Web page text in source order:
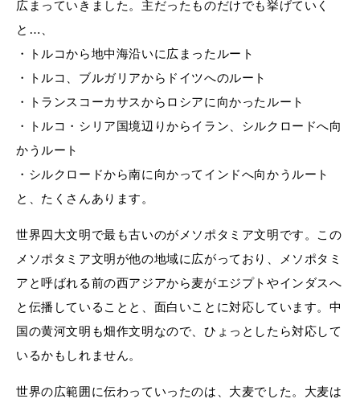
広まっていきました。主だったものだけでも挙げていく
と…、
・トルコから地中海沿いに広まったルート
・トルコ、ブルガリアからドイツへのルート
・トランスコーカサスからロシアに向かったルート
・トルコ・シリア国境辺りからイラン、シルクロードへ向
かうルート
・シルクロードから南に向かってインドへ向かうルート
と、たくさんあります。
世界四大文明で最も古いのがメソポタミア文明です。この
メソポタミア文明が他の地域に広がっており、メソポタミ
アと呼ばれる前の西アジアから麦がエジプトやインダスへ
と伝播していることと、面白いことに対応しています。中
国の黄河文明も畑作文明なので、ひょっとしたら対応して
いるかもしれません。
世界の広範囲に伝わっていったのは、大麦でした。大麦は